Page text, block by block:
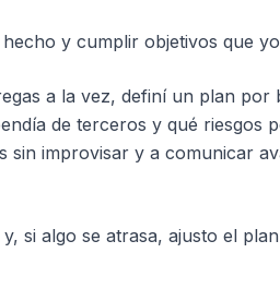
y cumplir objetivos que
a la vez, definí un plan por
de terceros y qué riesgos
sin improvisar y a comunicar
si algo se atrasa, ajusto el